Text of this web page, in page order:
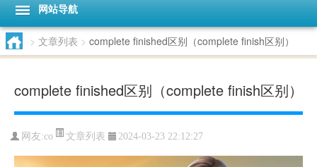
网站导航
> 文章列表 > complete finished区别（complete finish区别）
complete finished区别（complete finish区别）
网友:co 文章列表 2024-03-23 22:12:27